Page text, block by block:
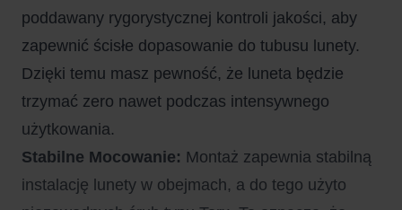
poddawany rygorystycznej kontroli jakości, aby
zapewnić ścisłe dopasowanie do tubusu lunety.
Dzięki temu masz pewność, że luneta będzie
trzymać zero nawet podczas intensywnego
użytkowania.
Stabilne Mocowanie: Montaż zapewnia stabilną
instalację lunety w obejmach, a do tego użyto